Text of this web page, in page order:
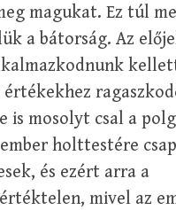
magukat. Ez túl
a bátorság. Az
is mosolyt csal a
holttestére
és ezért arra a
mivel az